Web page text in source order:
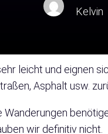
Kelvin
leicht und eignen
Asphalt usw.
wir definitiv nicht.